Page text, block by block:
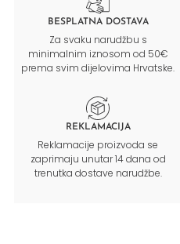
BESPLATNA DOSTAVA
Za svaku narudžbu s
minimalnim iznosom od 50€
prema svim dijelovima Hrvatske.
REKLAMACIJA
Reklamacije proizvoda se
zaprimaju unutar 14 dana od
trenutka dostave narudžbe.